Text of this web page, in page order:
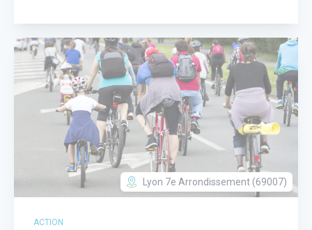
Lyon 7e Arrondissement (69007)
ACTION